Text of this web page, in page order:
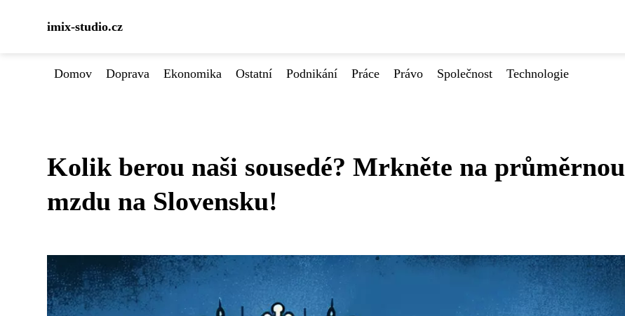
imix-studio.cz
Domov Doprava Ekonomika Ostatní Podnikání Práce Právo Společnost Technologie
Kolik berou naši sousedé? Mrkněte na průměrnou
mzdu na Slovensku!